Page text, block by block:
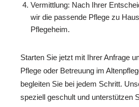
Vermittlung: Nach Ihrer
wir die passende Pflege zu
Pflegeheim.
Starten Sie jetzt mit Ihrer Anfrage
Pflege oder Betreuung im
begleiten Sie bei jedem Schritt.
speziell geschult und unterstützen